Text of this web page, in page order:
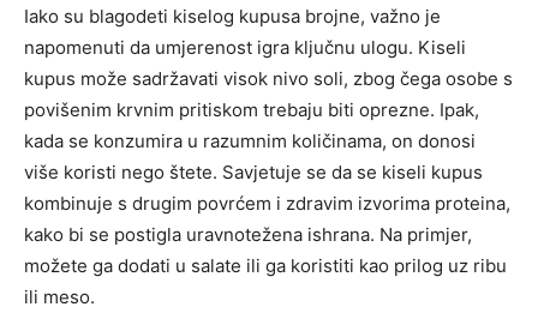
Iako su blagodeti kiselog kupusa brojne, važno je
napomenuti da umjerenost igra ključnu ulogu. Kiseli
kupus može sadržavati visok nivo soli, zbog čega osobe s
povišenim krvnim pritiskom trebaju biti oprezne. Ipak,
kada se konzumira u razumnim količinama, on donosi
više koristi nego štete. Savjetuje se da se kiseli kupus
kombinuje s drugim povrćem i zdravim izvorima proteina,
kako bi se postigla uravnotežena ishrana. Na primjer,
možete ga dodati u salate ili ga koristiti kao prilog uz ribu
ili meso.